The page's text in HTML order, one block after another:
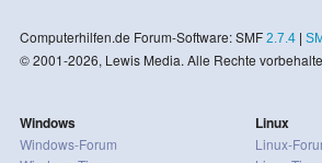
Computerhilfen.de Forum-Software: SMF 2.7.4|
© 2001-2026, Lewis Media. Alle Rechte
Windows
Windows-Forum
Linux
Linux-